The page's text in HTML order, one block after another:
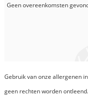
Geen overeenkomsten
Gebruik van onze allergenen
geen rechten worden ontleend.